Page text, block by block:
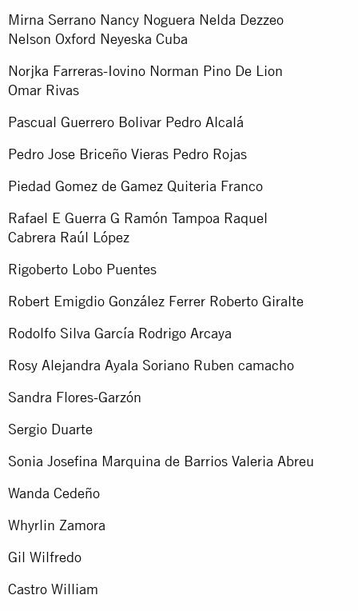
Mirna Serrano Nancy Noguera Nelda Dezzeo
Nelson Oxford Neyeska Cuba
Norjka Farreras-Iovino Norman Pino De Lion
Omar Rivas
Pascual Guerrero Bolivar Pedro Alcalá
Pedro Jose Briceño Vieras Pedro Rojas
Piedad Gomez de Gamez Quiteria Franco
Rafael E Guerra G Ramón Tampoa Raquel
Cabrera Raúl López
Rigoberto Lobo Puentes
Robert Emigdio González Ferrer Roberto Giralte
Rodolfo Silva García Rodrigo Arcaya
Rosy Alejandra Ayala Soriano Ruben camacho
Sandra Flores-Garzón
Sergio Duarte
Sonia Josefina Marquina de Barrios Valeria Abreu
Wanda Cedeño
Whyrlin Zamora
Gil Wilfredo
Castro William